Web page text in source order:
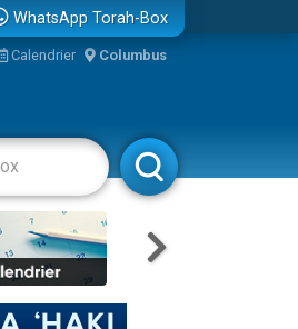
WhatsApp Torah-Box
Calendrier Columbus
Rabbanim